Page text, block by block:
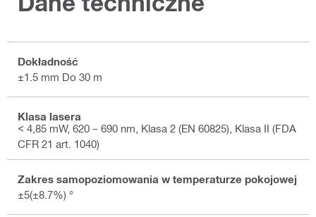
Dokładność
±1.5 mm Do 30 m
Klasa lasera
< 4,85 mW, 620 – 690 nm, Klasa 2 (EN 60825), Klasa II (FDA
CFR 21 art. 1040)
Zakres samopoziomowania w temperaturze pokojowej
±5(±8.7%) °